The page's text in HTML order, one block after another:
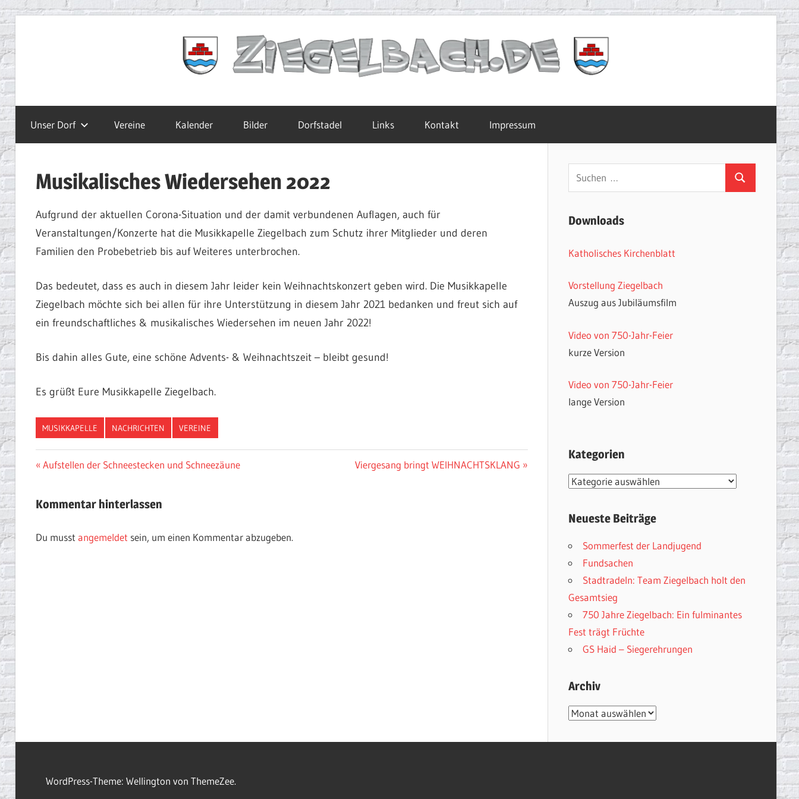
Zum
springen Ziegelbach.de
Unser Dorf Vereine Kalender Bilder Dorfstadel Links Kontakt Impressum
Musikalisches Wiedersehen 2022
Aufgrund der aktuellen Corona-Situation und der damit verbundenen Auflagen, auch für
Veranstaltungen/Konzerte hat die Musikkapelle Ziegelbach zum Schutz ihrer Mitglieder und deren
Familien den Probebetrieb bis auf Weiteres unterbrochen.
Das bedeutet, dass es auch in diesem Jahr leider kein Weihnachtskonzert geben wird. Die Musikkapelle
Ziegelbach möchte sich bei allen für ihre Unterstützung in diesem Jahr 2021 bedanken und freut sich auf
ein freundschaftliches & musikalisches Wiedersehen im neuen Jahr 2022!
Bis dahin alles Gute, eine schöne Advents- & Weihnachtszeit – bleibt gesund!
Es grüßt Eure Musikkapelle Ziegelbach.
MUSIKKAPELLE NACHRICHTEN VEREINE
Beitragsnavigation
Vorheriger
Aufstellen der Schneestecken und Schneezäune
Nächster
Viergesang bringt WEIHNACHTSKLANG
Kommentar hinterlassen
Du musst angemeldet sein, um einen Kommentar abzugeben.
Suchen
nach:
Suchen
Downloads
Katholisches Kirchenblatt
Vorstellung Ziegelbach
Auszug aus Jubiläumsfilm
Video von 750-Jahr-Feier
kurze Version
Video von 750-Jahr-Feier
lange Version
Kategorien
Kategorien
Neueste Beiträge
Sommerfest der Landjugend
Fundsachen
Stadtradeln: Team Ziegelbach holt den
Gesamtsieg
750 Jahre Ziegelbach: Ein fulminantes
Fest trägt Früchte
GS Haid – Siegerehrungen
Archiv
Archiv
WordPress-Theme: Wellington von ThemeZee.